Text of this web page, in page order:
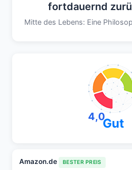
fortdauernd
Mitte des Lebens: Eine
4,0Gut
Amazon.de BESTER PREIS